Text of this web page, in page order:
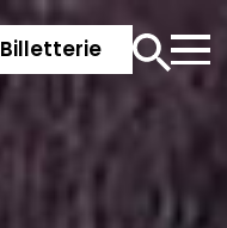
Billetterie